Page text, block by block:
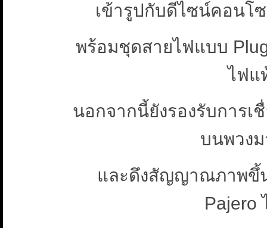
เข้ารูปกับดีไซน์คอนโ
พร้อมชุดสายไฟแบบ
ไฟแ
นอกจากนี้ยังรองรับการเ
บนพวง
และดึงสัญญาณภาพขึ้
Pajero